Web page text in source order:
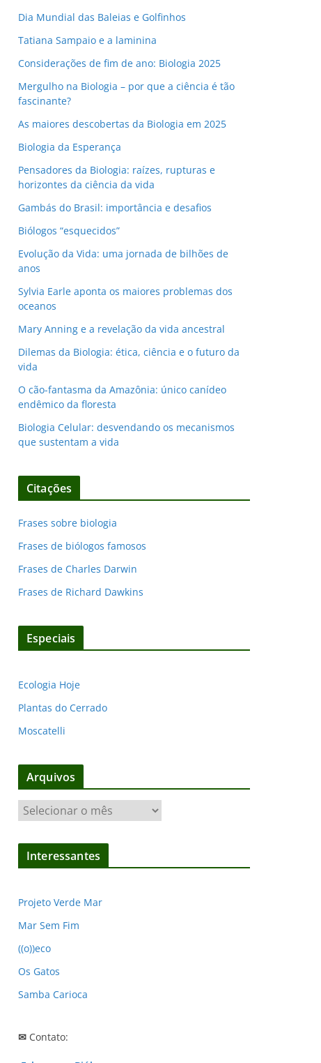
a
i
Dia Mundial das Baleias e Golfinhos
Tatiana Sampaio e a laminina
Considerações de fim de ano: Biologia 2025
Mergulho na Biologia – por que a ciência é tão
fascinante?
As maiores descobertas da Biologia em 2025
Biologia da Esperança
Pensadores da Biologia: raízes, rupturas e
horizontes da ciência da vida
Gambás do Brasil: importância e desafios
Biólogos “esquecidos”
Evolução da Vida: uma jornada de bilhões de
anos
Sylvia Earle aponta os maiores problemas dos
oceanos
Mary Anning e a revelação da vida ancestral
Dilemas da Biologia: ética, ciência e o futuro da
vida
O cão-fantasma da Amazônia: único canídeo
endêmico da floresta
Biologia Celular: desvendando os mecanismos
que sustentam a vida
Citações
Frases sobre biologia
Frases de biólogos famosos
Frases de Charles Darwin
Frases de Richard Dawkins
Especiais
Ecologia Hoje
Plantas do Cerrado
Moscatelli
Arquivos
r
q
s
Interessantes
Projeto Verde Mar
Mar Sem Fim
((o))eco
Os Gatos
Samba Carioca
✉ Contato: